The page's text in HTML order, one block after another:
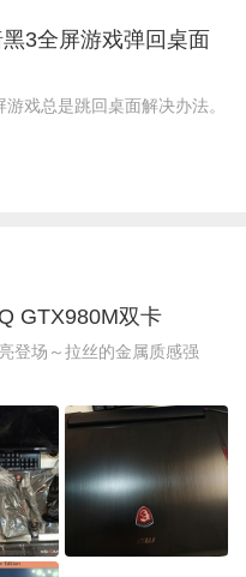
3全屏游戏弹回桌面
戏总是跳回桌面解决办法。
GTX980M双卡
登场～拉丝的金属质感强